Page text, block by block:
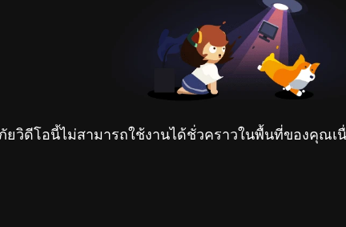
ยวิดีโอนี้ไม่สามารถใช้งานได้ชั่วคราวในพื้นที่ของคุณเ